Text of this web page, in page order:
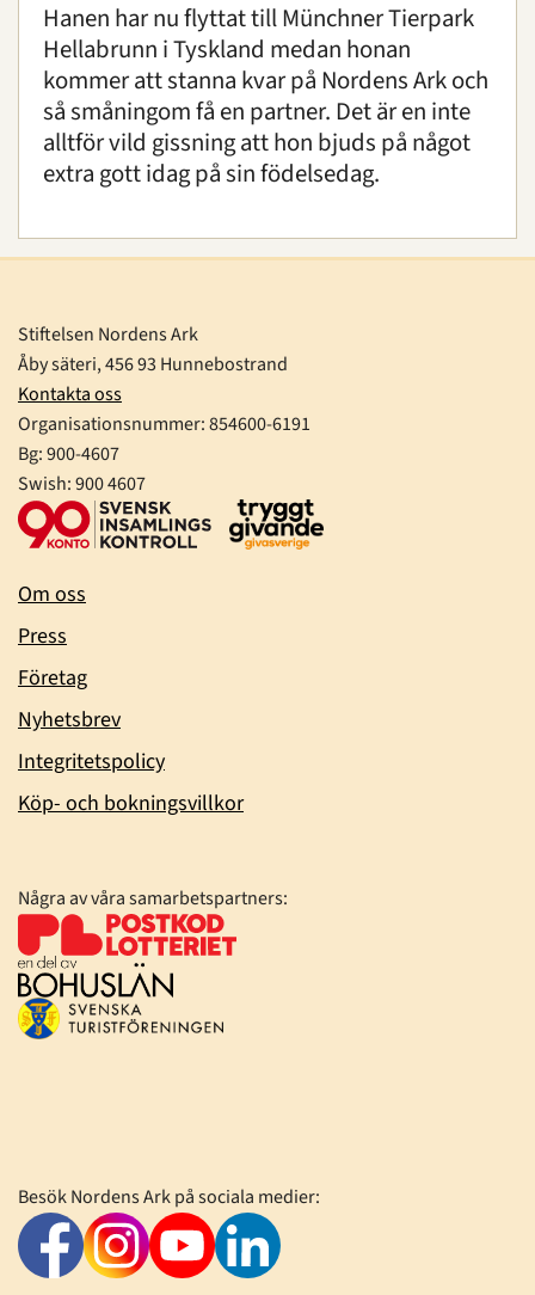
Hanen har nu flyttat till Münchner Tierpark
Hellabrunn i Tyskland medan honan
kommer att stanna kvar på Nordens Ark och
så småningom få en partner. Det är en inte
alltför vild gissning att hon bjuds på något
extra gott idag på sin födelsedag.
Stiftelsen Nordens Ark
Åby säteri, 456 93 Hunnebostrand
Kontakta oss
Organisationsnummer:854600-6191
Bg: 900-4607
Swish: 900 4607
Om oss
Press
Företag
Nyhetsbrev
Integritetspolicy
Köp- och bokningsvillkor
Några av våra samarbetspartners:
Besök Nordens Ark på sociala medier: